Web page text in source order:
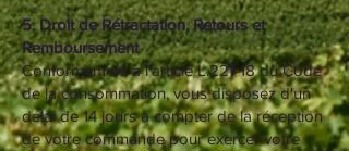
5. Droit de Rétractation, Retours et
Remboursement
Conformément à l'article L.221-18 du Code
de la consommation, vous disposez d'un
délai de 14 jours à compter de la réception
de votre commande pour exercer votre